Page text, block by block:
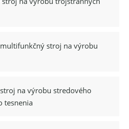
stroj na výrobu
na výrobu stredového
tesnenia